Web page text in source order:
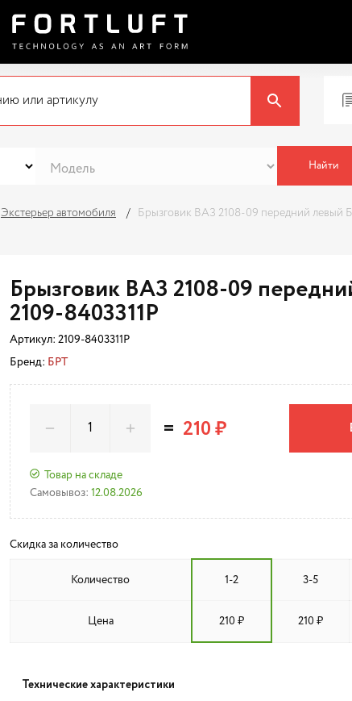
Найти
Экстерьер автомобиля Брызговик ВАЗ 2108-09 передний левый
Брызговик ВАЗ 2108-09
2109-8403311Р
Артикул: 2109-8403311Р
Бренд: БРТ
Товар на складе
Самовывоз: 12.08.2026
= 210 ₽
Скидка за количество
Количество 1-2 3-5
Цена 210 ₽ 210 ₽
Технические характеристики